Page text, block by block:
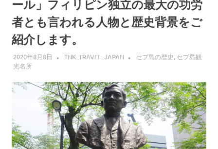
報
と
シ
ノ
ー
ブ
情
サ
イ
ト
で
ール」フィリピン独立の最大の功労
者とも言われる人物と歴史背景をご
紹介します。
2020年8月8日 TNK_TRAVEL_JAPAN セブ島の歴史, セブ島観
光名所